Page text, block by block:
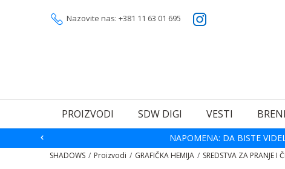
Nazovite nas: +381 11 63 01 695
PROIZVODI SDW DIGI VESTI
NAPOMENA: DA BISTE
SHADOWS Proizvodi GRAFIČKA HEMIJA SREDSTVA ZA PRANJE I